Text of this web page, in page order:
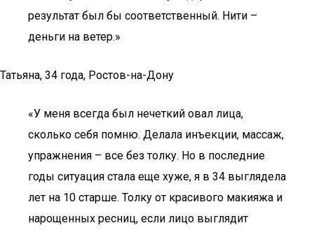
результат был бы соответственный. Нити –
деньги на ветер.»
Татьяна, 34 года, Ростов-на-Дону
«У меня всегда был нечеткий овал лица,
сколько себя помню. Делала инъекции, массаж,
упражнения – все без толку. Но в последние
годы ситуация стала еще хуже, я в 34 выглядела
лет на 10 старше. Толку от красивого макияжа и
нарощенных ресниц, если лицо выглядит